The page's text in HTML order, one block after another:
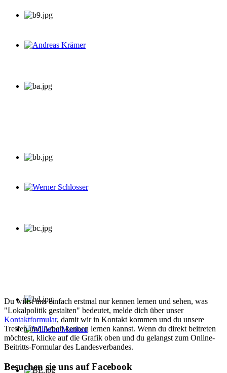
Wilhelm Mankau
Du willst uns einfach erstmal nur kennen lernen und sehen, was
"Lokalpolitik gestalten" bedeutet, melde dich über unser
Kontaktformular, damit wir in Kontakt kommen und du unsere
Treffen und Arbeit kennen lernen kannst. Wenn du direkt beitreten
möchtest, klicke auf die Grafik oben und du gelangst zum Online-
Beitritts-Formular des Landesverbandes.
Besuchen sie uns auf Facebook